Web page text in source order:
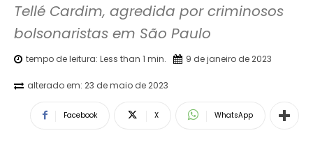
Tellé Cardim, agredida por criminosos
bolsonaristas em São Paulo
tempo de leitura: Less than 1 min. 9 de janeiro de 2023
alterado em: 23 de maio de 2023
Facebook X WhatsApp